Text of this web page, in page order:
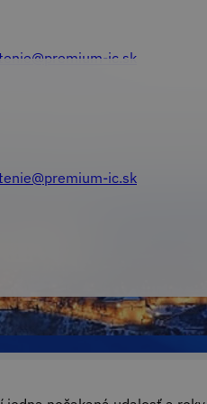
ic.sk
ic.sk